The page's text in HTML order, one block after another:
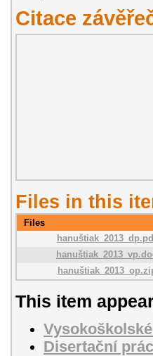
Citace
Files in this
Files
This item
Disertační